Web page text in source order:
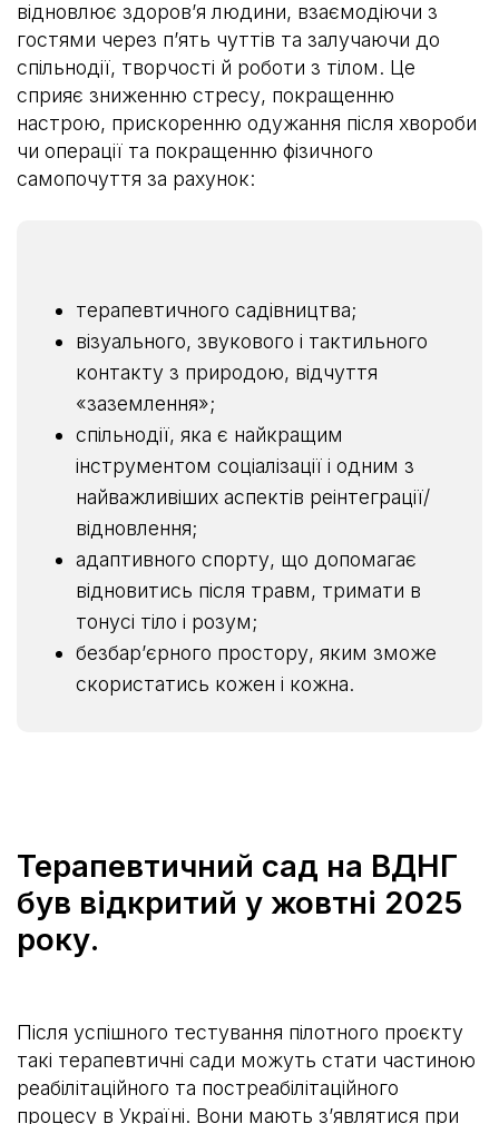
відновлює здоровʼя людини, взаємодіючи з
гостями через пʼять чуттів та залучаючи до
спільнодії, творчості й роботи з тілом. Це
сприяє зниженню стресу, покращенню
настрою, прискоренню одужання після хвороби
чи операції та покращенню фізичного
самопочуття за рахунок:
терапевтичного садівництва;
візуального, звукового і тактильного
контакту з природою, відчуття
«заземлення»;
спільнодії, яка є найкращим
інструментом соціалізації і одним з
найважливіших аспектів реінтеграції/
відновлення;
адаптивного спорту, що допомагає
відновитись після травм, тримати в
тонусі тіло і розум;
безбарʼєрного простору, яким зможе
скористатись кожен і кожна.
Терапевтичний сад на ВДНГ
був відкритий у жовтні 2025
року.
‍Після успішного тестування пілотного проєкту
такі терапевтичні сади можуть стати частиною
реабілітаційного та постреабілітаційного
процесу в Україні. Вони мають зʼявлятися при